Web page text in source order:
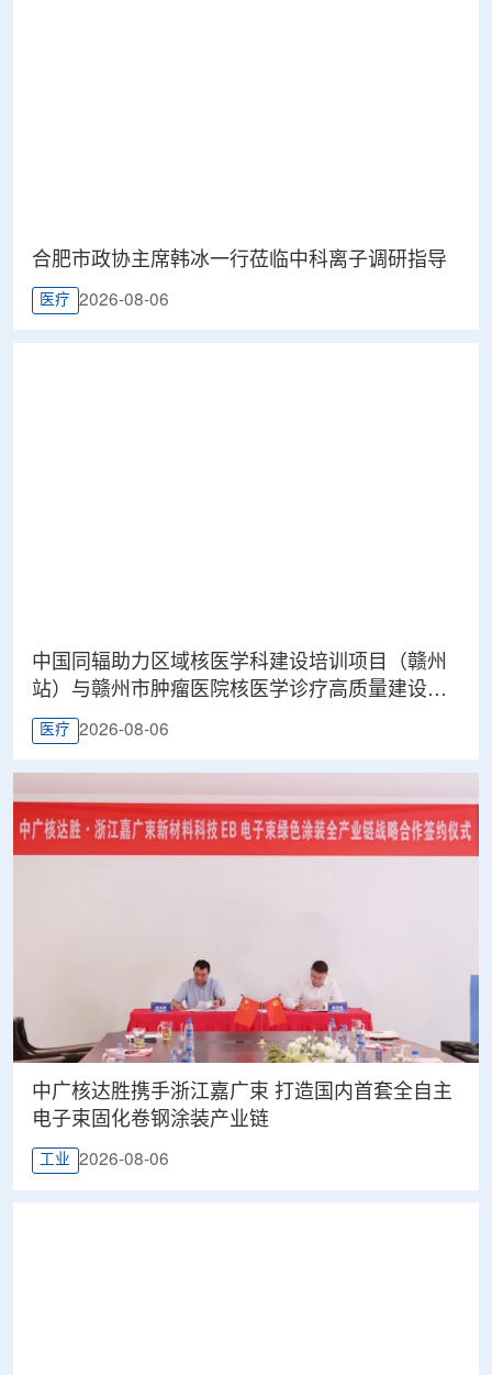
合肥市政协主席韩冰一行莅临中科离子调研指导
医疗 2026-08-06
中国同辐助力区域核医学科建设培训项目（赣州
站）与赣州市肿瘤医院核医学诊疗高质量建设项
目同步启动
医疗 2026-08-06
中广核达胜携手浙江嘉广束 打造国内首套全自主
电子束固化卷钢涂装产业链
工业 2026-08-06